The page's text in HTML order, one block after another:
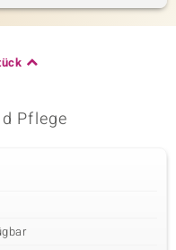
Pflege